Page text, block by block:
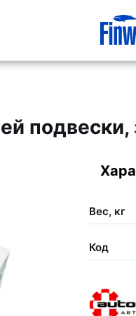
Вес, кг
Код